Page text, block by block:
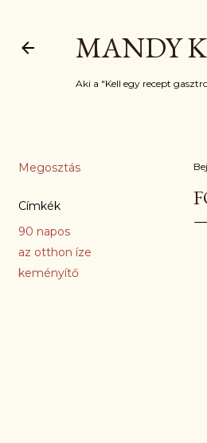
MANDY
Aki a "Kell egy recept
Megosztás
Címkék
90 napos
az otthon íze
keményítő